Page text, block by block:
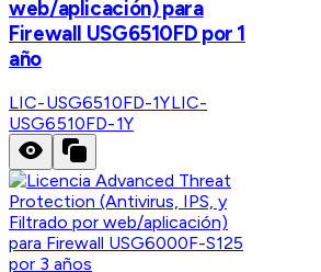
web/aplicación) para
Firewall USG6510FD por 1
año
LIC-USG6510FD-1YLIC-
USG6510FD-1Y